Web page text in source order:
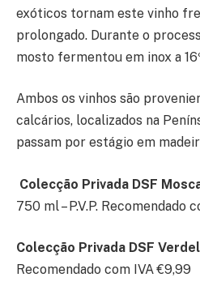
exóticos tornam este vinho
prolongado. Durante o
mosto fermentou em inox a
Ambos os vinhos são
calcários, localizados na
passam por estágio em
Colecção Privada DSF
750 ml – P.V.P. Recomendado
Colecção Privada DSF
Recomendado com IVA €9,99